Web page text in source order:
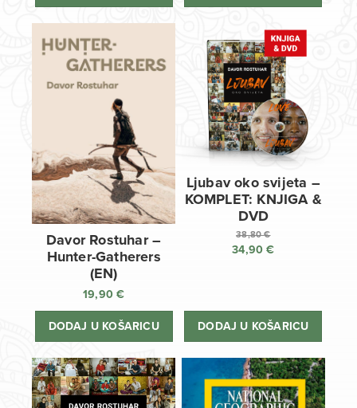
Davor Rostuhar –
Hunter-Gatherers
(EN)
19,90€
DODAJ U KOŠARICU
Ljubav oko svijeta –
KOMPLET: KNJIGA &
DVD
38,80€
Izvorna
38,80 €.
34,90€
34,90 €.
DODAJ U KOŠARICU